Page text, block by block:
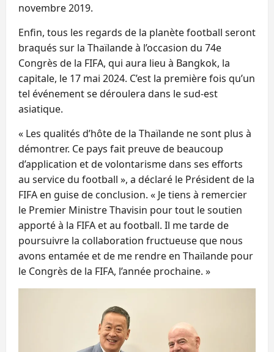
novembre 2019.
Enfin, tous les regards de la planète football seront
braqués sur la Thaïlande à l’occasion du 74e
Congrès de la FIFA, qui aura lieu à Bangkok, la
capitale, le 17 mai 2024. C’est la première fois qu’un
tel événement se déroulera dans le sud-est
asiatique.
« Les qualités d’hôte de la Thaïlande ne sont plus à
démontrer. Ce pays fait preuve de beaucoup
d’application et de volontarisme dans ses efforts
au service du football », a déclaré le Président de la
FIFA en guise de conclusion. « Je tiens à remercier
le Premier Ministre Thavisin pour tout le soutien
apporté à la FIFA et au football. Il me tarde de
poursuivre la collaboration fructueuse que nous
avons entamée et de me rendre en Thaïlande pour
le Congrès de la FIFA, l’année prochaine. »